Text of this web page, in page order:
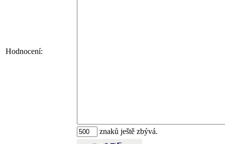
Hodnocení:
znaků ještě zbývá.